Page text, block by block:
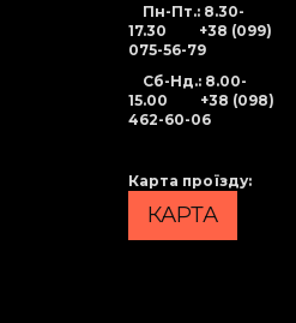
Пн-Пт.: 8.30-
17.30 +38 (099)
075-56-79
Сб-Нд.: 8.00-
15.00 +38 (098)
462-60-06
Карта проїзду:
КАРТА